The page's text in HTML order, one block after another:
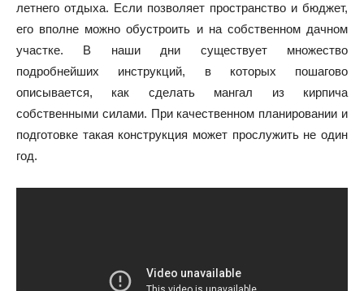
летнего отдыха. Если позволяет пространство и бюджет,
его вполне можно обустроить и на собственном дачном
участке. В наши дни существует множество
подробнейших инструкций, в которых пошагово
описывается, как сделать мангал из кирпича
собственными силами. При качественном планировании и
подготовке такая конструкция может прослужить не один
год.